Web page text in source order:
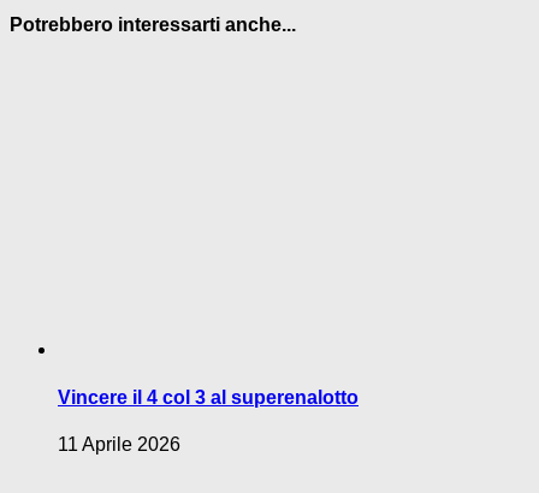
Potrebbero interessarti anche...
Vincere il 4 col 3 al superenalotto
11 Aprile 2026